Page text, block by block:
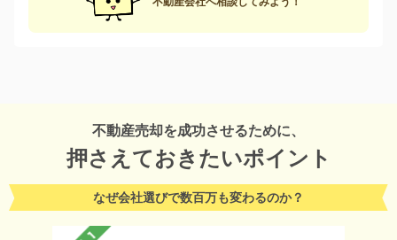
不動産売却を成功させるために、
押さえておきたいポイント
なぜ会社選びで数百万も変わるのか？